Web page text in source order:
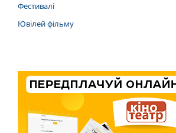
Фестивалі
Ювілей фільму